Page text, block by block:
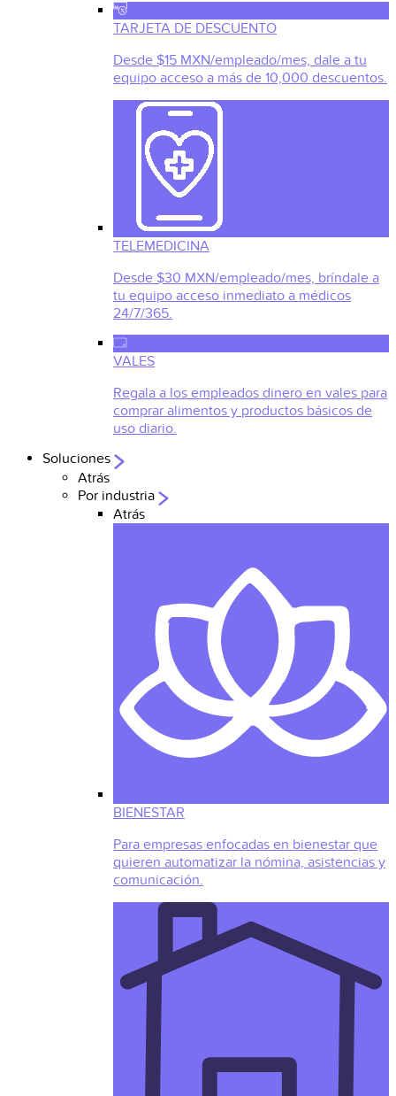
TARJETA DE DESCUENTO
Desde $15 MXN/empleado/mes, dale a tu
equipo acceso a más de 10,000 descuentos.
TELEMEDICINA
Desde $30 MXN/empleado/mes, bríndale a
tu equipo acceso inmediato a médicos
24/7/365.
VALES
Regala a los empleados dinero en vales para
comprar alimentos y productos básicos de
uso diario.
Soluciones
Atrás
Por industria
Atrás
BIENESTAR
Para empresas enfocadas en bienestar que
quieren automatizar la nómina, asistencias y
comunicación.